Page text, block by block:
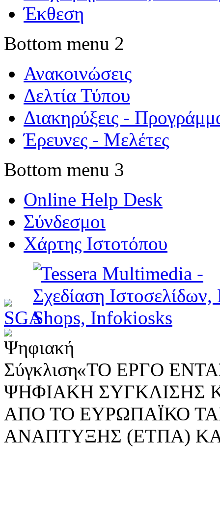
Έκθεση
Bottom menu 2
Ανακοινώσεις
Δελτία Τύπου
Διακηρύξεις -
Έρευνες - Μελέτες
Bottom menu 3
Online Help Desk
Σύνδεσμοι
Χάρτης Ιστοτόπου
«ΤΟ ΕΡΓΟ
ΨΗΦΙΑΚΗ ΣΥΓΚΛΙΣΗΣ
ΑΠΟ ΤΟ ΕΥΡΩΠΑΪΚΟ
ΑΝΑΠΤΥΞΗΣ (ΕΤΠΑ)